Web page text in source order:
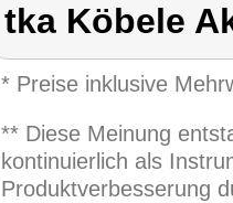
tka Köbele
* Preise inklusive
** Diese Meinung
kontinuierlich als
Produktverbesserung